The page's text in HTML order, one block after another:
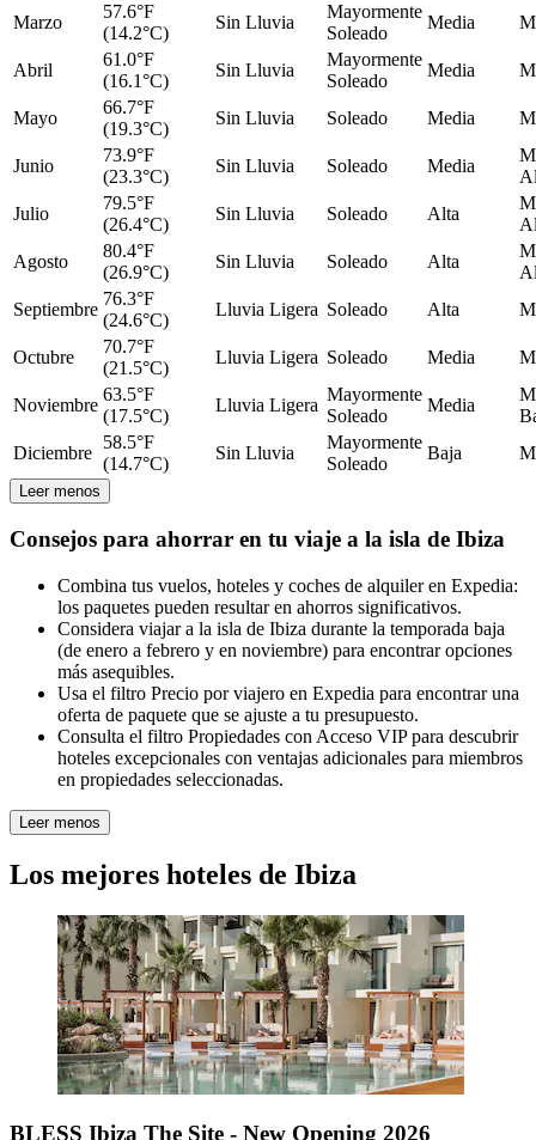
Marzo
57.6°F
(14.2°C)
Sin Lluvia
Mayormente
Soleado
Media
Abril
61.0°F
(16.1°C)
Sin Lluvia
Mayormente
Soleado
Media
Mayo
66.7°F
(19.3°C)
Sin Lluvia Soleado Media
Junio
73.9°F
(23.3°C)
Sin Lluvia Soleado Media
Julio
79.5°F
(26.4°C)
Sin Lluvia Soleado Alta
Agosto
80.4°F
(26.9°C)
Sin Lluvia Soleado Alta
Septiembre
76.3°F
(24.6°C)
Lluvia Ligera Soleado Alta
Octubre
70.7°F
(21.5°C)
Lluvia Ligera Soleado Media
Noviembre
63.5°F
(17.5°C)
Lluvia Ligera
Mayormente
Soleado
Media
Diciembre
58.5°F
(14.7°C)
Sin Lluvia
Mayormente
Soleado
Baja
Leer menos
Consejos para ahorrar en tu viaje a la isla de Ibiza
Combina tus vuelos, hoteles y coches de alquiler en Expedia:
los paquetes pueden resultar en ahorros significativos.
Considera viajar a la isla de Ibiza durante la temporada baja
(de enero a febrero y en noviembre) para encontrar opciones
más asequibles.
Usa el filtro Precio por viajero en Expedia para encontrar una
oferta de paquete que se ajuste a tu presupuesto.
Consulta el filtro Propiedades con Acceso VIP para descubrir
hoteles excepcionales con ventajas adicionales para miembros
en propiedades seleccionadas.
Leer menos
Los mejores hoteles de Ibiza
BLESS Ibiza The Site - New Opening 2026